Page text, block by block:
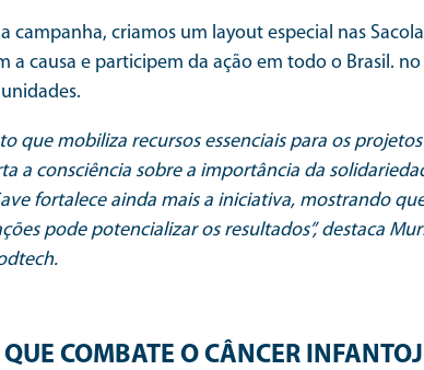
campanha, criamos um layout especial nas
a causa e participem da ação em todo o Brasil.
que mobiliza recursos essenciais para os
a consciência sobre a importância da
fortalece ainda mais a iniciativa, mostrando
pode potencializar os resultados”, destaca
COMBATE O CÂNCER